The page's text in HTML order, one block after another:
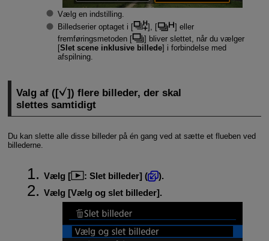
Vælg en indstilling.
Billedserier optaget i [
], [
] eller
fremføringsmetoden [
] bliver slettet, når du vælger
[Slet scene inklusive billede] i forbindelse med
afspilning.
Valg af ([
]) flere billeder, der skal
slettes samtidigt
Du kan slette alle disse billeder på én gang ved at sætte et flueben ved
billederne.
Vælg [ : Slet billeder] (
).
Vælg [Vælg og slet billeder].